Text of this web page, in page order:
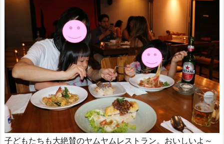
子どもたちも大絶賛のヤムヤムレストラン。おいしいよ～